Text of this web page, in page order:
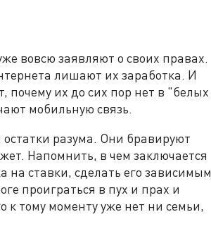
вовсю заявляют о своих правах.
лишают их заработка. И
почему их до сих пор нет в "белых
мобильную связь.
разума. Они бравируют
Напомнить, в чем заключается
ставки, сделать его зависимым
проиграться в пух и прах и
к тому моменту уже нет ни семьи,